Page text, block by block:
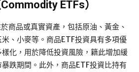
ETFs）
商品或真實資產，包括原油、黃金、
、小麥等。商品ETF投資具有多項優
化，用於降低投資風險，籍此增加緩
跌期間。此外，商品ETF投資比持有